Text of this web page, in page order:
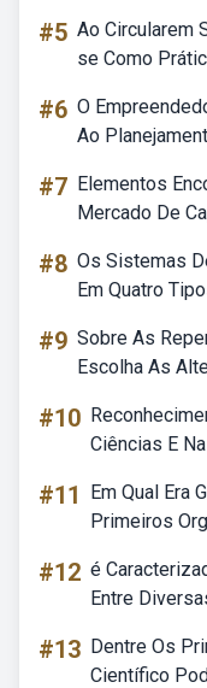
#5 Ao Circularem
se Como
#6 O
Ao
#7 Elementos
Mercado De
#8 Os Sistemas
Em Quatro
#9 Sobre As
Escolha As
#10
Ciências E
#11
Em Qual Era
Primeiros
#12 é
Entre
#13 Dentre Os
Científico